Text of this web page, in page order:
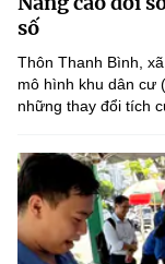
số
Thôn Thanh Bình,
mô hình khu dân cư
những thay đổi tích